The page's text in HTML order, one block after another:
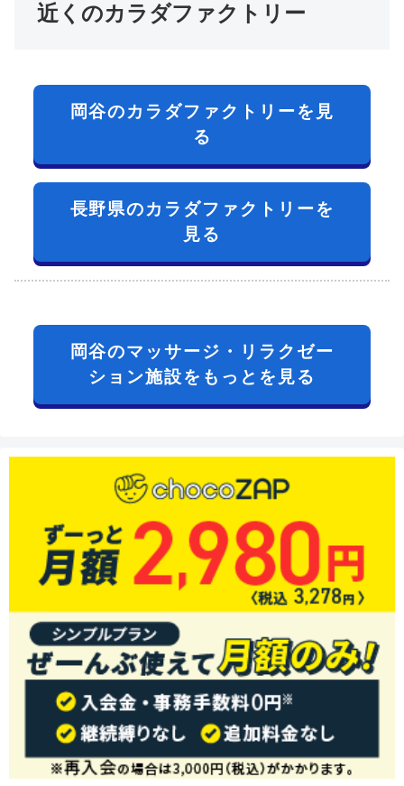
近くのカラダファクトリー
岡谷のカラダファクトリーを見
る
長野県のカラダファクトリーを
見る
岡谷のマッサージ・リラクゼー
ション施設をもっとを見る